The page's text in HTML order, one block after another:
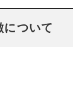
について